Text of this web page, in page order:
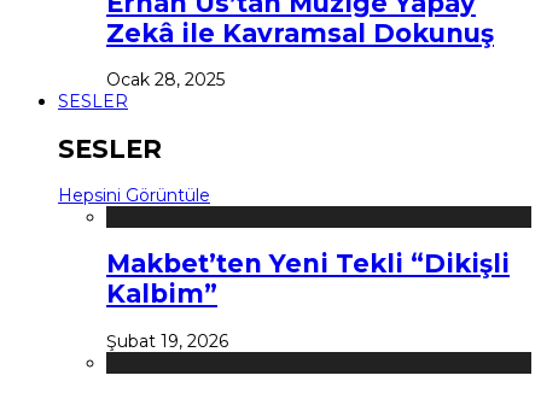
Zekâ ile Kavramsal Dokunuş
Ocak 28, 2025
SESLER
SESLER
Hepsini Görüntüle
Makbet’ten Yeni Tekli “Dikişli
Kalbim”
Şubat 19, 2026